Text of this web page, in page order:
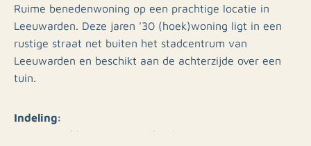
Ruime benedenwoning op een prachtige locatie in
Leeuwarden. Deze jaren '30 (hoek)woning ligt in een
rustige straat net buiten het stadcentrum van
Leeuwarden en beschikt aan de achterzijde over een
tuin.
Indeling:
Entree via (deels overkapte) achterplaats, ruime